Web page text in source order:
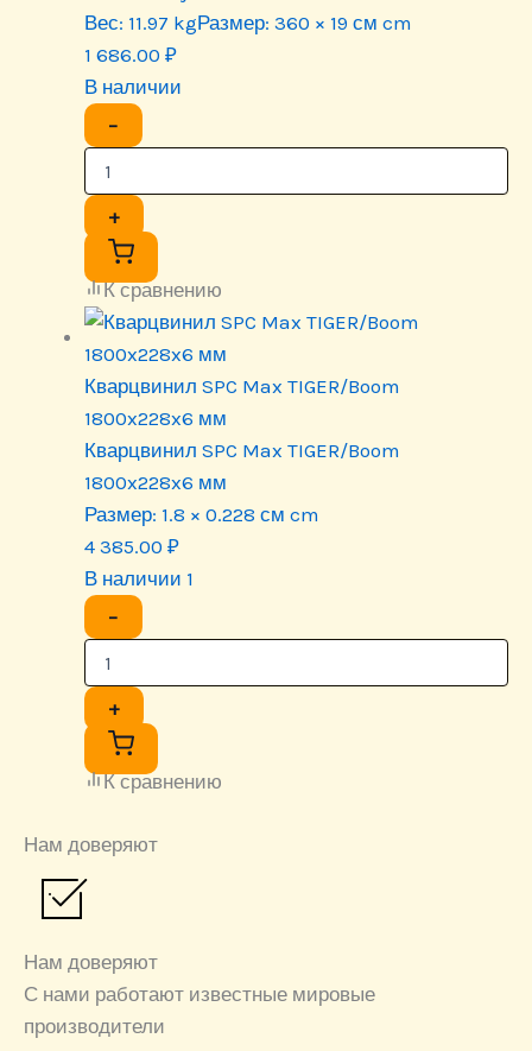
Вес: 11.97 kgРазмер: 360 × 19 см cm
1 686.00 ₽
В наличии
−
+
К сравнению
Кварцвинил SPC Max TIGER/Boom
1800x228x6 мм
Кварцвинил SPC Max TIGER/Boom
1800x228x6 мм
Размер: 1.8 × 0.228 см cm
4 385.00 ₽
В наличии 1
−
+
К сравнению
Нам доверяют
Нам доверяют
С нами работают известные мировые
производители